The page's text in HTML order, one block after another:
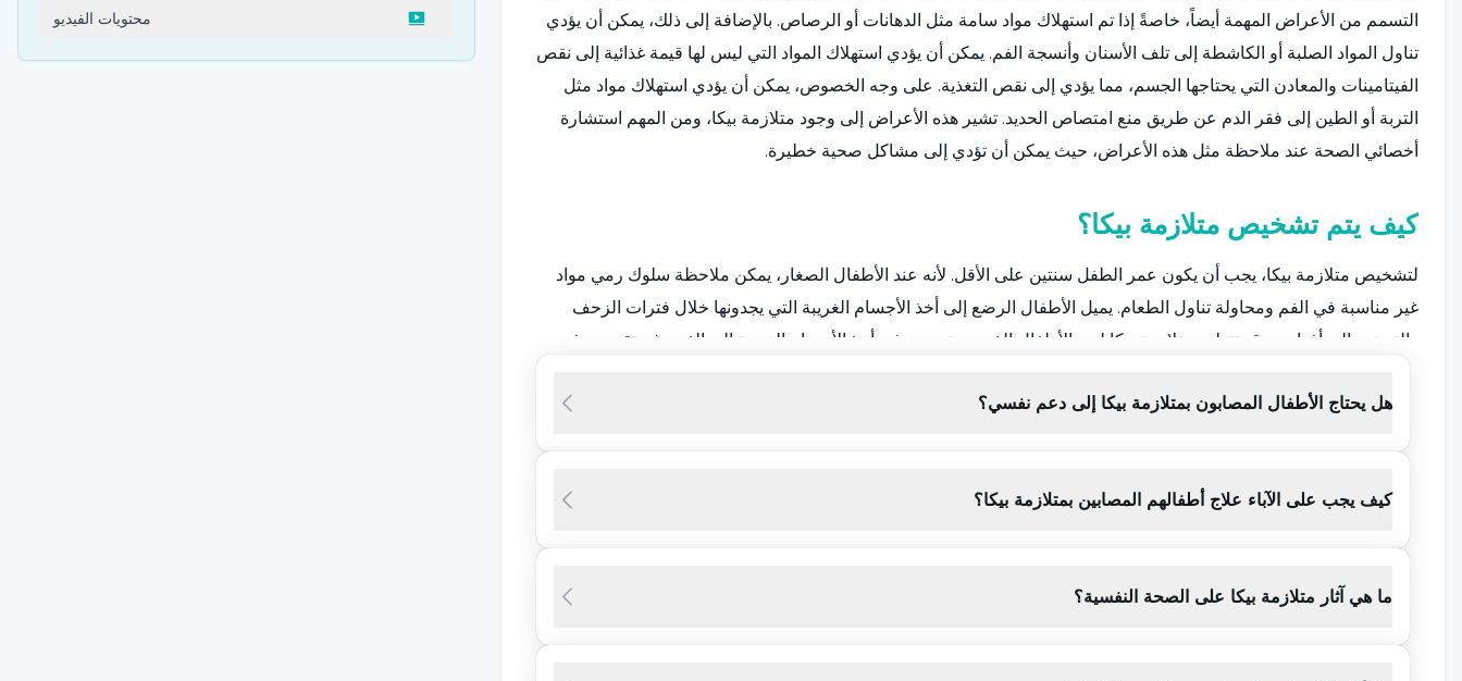
التسمم من الأعراض المهمة أيضاً، خاصةً إذا تم استهلاك مواد سامة مثل الدهانات أو الرصاص. بالإضافة إلى ذلك، يمكن أن يؤدي
تناول المواد الصلبة أو الكاشطة إلى تلف الأسنان وأنسجة الفم. يمكن أن يؤدي استهلاك المواد التي ليس لها قيمة غذائية إلى نقص
الفيتامينات والمعادن التي يحتاجها الجسم، مما يؤدي إلى نقص التغذية. على وجه الخصوص، يمكن أن يؤدي استهلاك مواد مثل
التربة أو الطين إلى فقر الدم عن طريق منع امتصاص الحديد. تشير هذه الأعراض إلى وجود متلازمة بيكا، ومن المهم استشارة
أخصائي الصحة عند ملاحظة مثل هذه الأعراض، حيث يمكن أن تؤدي إلى مشاكل صحية خطيرة.
كيف يتم تشخيص متلازمة بيكا؟
لتشخيص متلازمة بيكا، يجب أن يكون عمر الطفل سنتين على الأقل. لأنه عند الأطفال الصغار، يمكن ملاحظة سلوك رمي مواد
غير مناسبة في الفم ومحاولة تناول الطعام. يميل الأطفال الرضع إلى أخذ الأجسام الغريبة التي يجدونها خلال فترات الزحف
والتسنين إلى أفواههم. قد تتطور متلازمة بيكا لدى الأطفال الذين يستمرون في أخذ الأجسام الغريبة إلى الفم رغم تقدمهم في
نتيجة لعدم تناول كميات كافية من الكربوهيدرات والدهون والبروتينات والمعادن (الزنك والحديد والنحاس) والفيتامينات (خاصة
مثل هذه المواد. عندما تتأثر التغذية لأسباب مختلفة وتقل إمكانية الحصول على المواد الغذائية الأساسية مثل الحليب والبيض
واللحوم والأسماك والجبن، ويحاول الجسم تعويض نقص الغذاء بمواد مختلفة، فإن ذلك يهيئ الأرضية لتكوين متلازمة بيكا.
كيف يتم علاج متلازمة بيكا؟
في علاج متلازمة بيكا، من المهم أن يتقبل الشخص أولاً أن الحالة مرضية. يتم تشخيص متلازمة بيكا نتيجة نقل الأفراد تفضيلاتهم
هل يحتاج الأطفال المصابون بمتلازمة بيكا إلى دعم نفسي؟
كيف يجب على الآباء علاج أطفالهم المصابين بمتلازمة بيكا؟
ما هي آثار متلازمة بيكا على الصحة النفسية؟
محتويات الفيديو